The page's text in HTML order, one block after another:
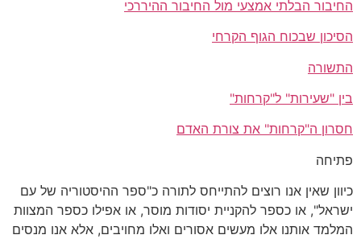
החיבור הבלתי אמצעי מול החיבור ההיררכי
הסיכון שבכוח הגוף הקרחי
התשורה
בין "שעירות" ל"קרחות"
חסרון ה"קרחות" את צורת האדם
פתיחה
כיוון שאין אנו רוצים להתייחס לתורה כ"ספר ההיסטוריה של עם
ישראל", או כספר להקניית יסודות מוסר, או אפילו כספר המצוות
המלמד אותנו אלו מעשים אסורים ואלו מחויבים, אלא אנו מנסים